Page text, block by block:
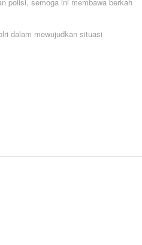
dalam mewujudkan situasi